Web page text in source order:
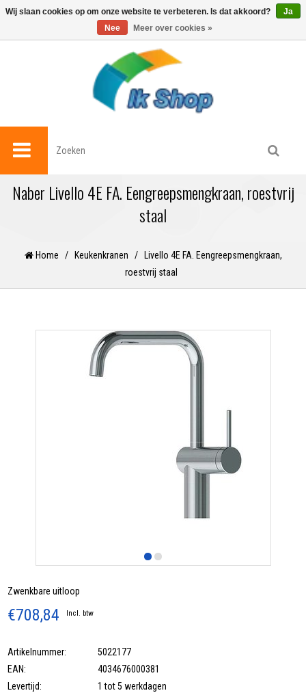
0
Naber Livello 4E FA. Eengreepsmengkraan, roestvrij
staal
Home / Keukenkranen /
Livello 4E FA. Eengreepsmengkraan,
roestvrij staal
Zwenkbare uitloop
€708,84 Incl. btw
Artikelnummer:
5022177
EAN:
4034676000381
Levertijd:
1 tot 5 werkdagen
Wij slaan cookies op om onze website te verbeteren. Is dat akkoord?
Ja
Nee
Meer over cookies »